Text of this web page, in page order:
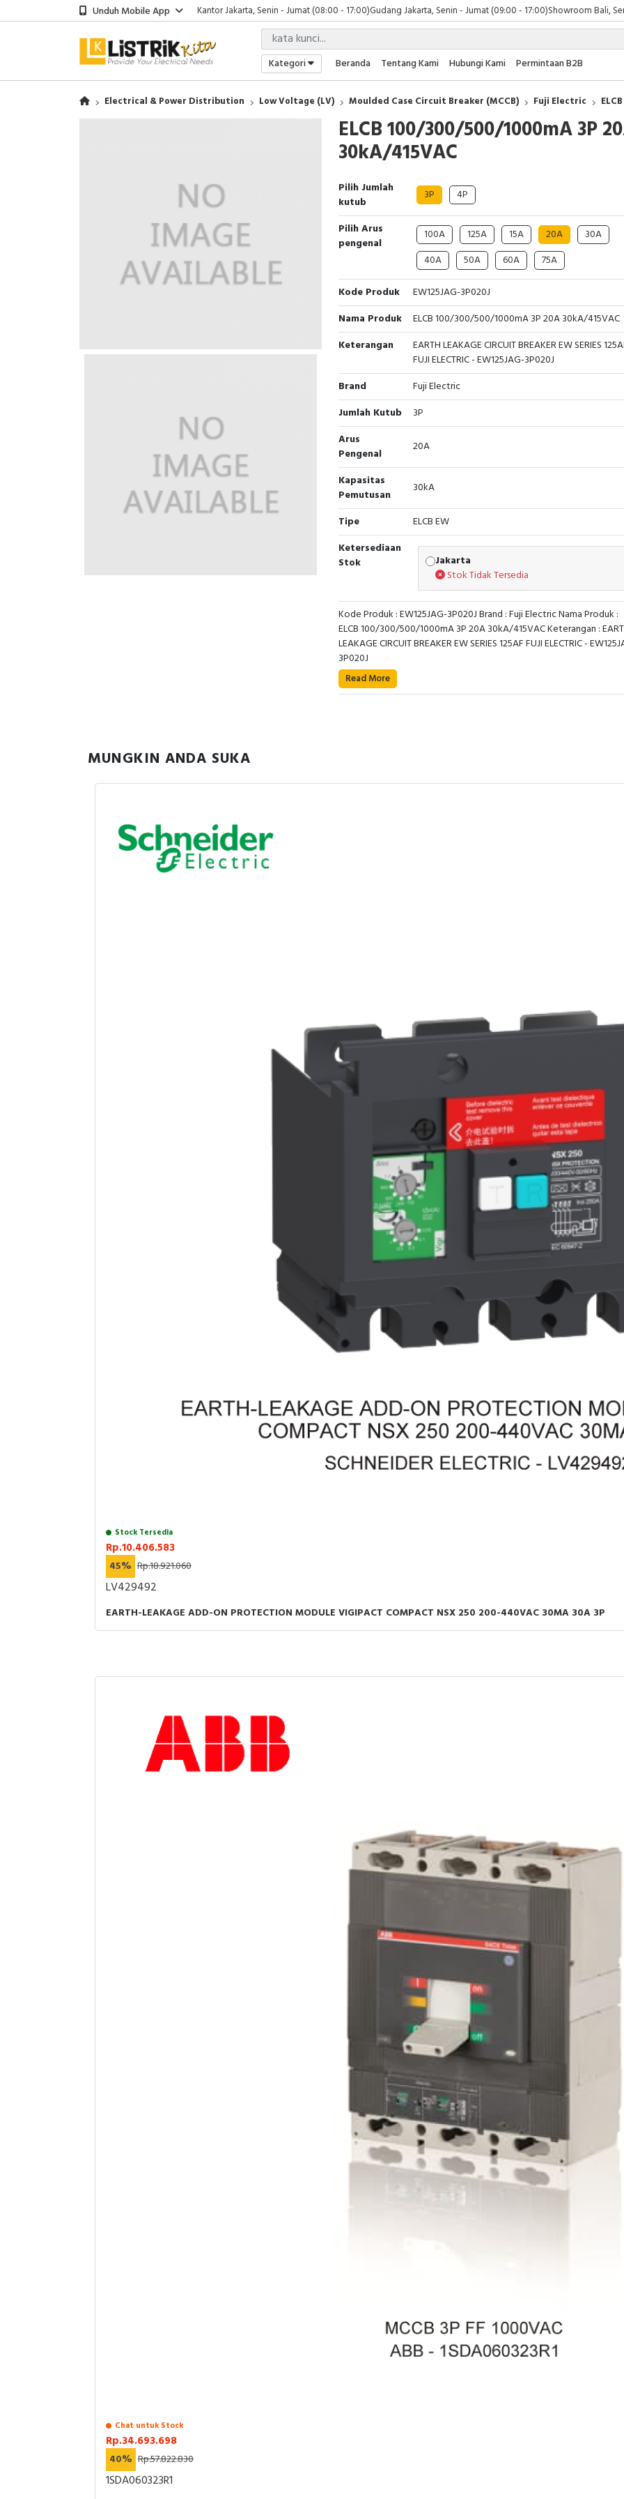
Unduh Mobile App Kantor Jakarta, Senin - Jumat (08:00 - 17:00)Gudang Jakarta, Senin - Jumat (09:00 - 17:00)Showroom Bali,
Kategori Beranda Tentang Kami Hubungi Kami Permintaan B2B
Electrical & Power Distribution Low Voltage (LV) Moulded Case Circuit Breaker (MCCB) Fuji Electric
ELCB 100/300/500/1000mA 3P
30kA/415VAC
Pilih Jumlah
kutub
3P 4P
Pilih Arus
pengenal
100A 125A 15A 20A
30A
40A
50A 60A
75A
Kode Produk
EW125JAG-3P020J
Nama Produk
ELCB 100/300/500/1000mA 3P 20A 30kA/415VAC
Keterangan
EARTH LEAKAGE CIRCUIT BREAKER EW SERIES
FUJI ELECTRIC - EW125JAG-3P020J
Brand
Fuji Electric
Jumlah Kutub
3P
Arus
Pengenal
20A
Kapasitas
Pemutusan
30kA
Tipe
ELCB EW
Ketersediaan
Stok
Jakarta
Stok Tidak Tersedia
Kode Produk : EW125JAG-3P020J Brand : Fuji Electric Nama Produk :
ELCB 100/300/500/1000mA 3P 20A 30kA/415VAC Keterangan :
LEAKAGE CIRCUIT BREAKER EW SERIES 125AF FUJI ELECTRIC -
3P020J
Read More
MUNGKIN ANDA SUKA
Stock Tersedia
Rp.10.406.583
45% Rp.18.921.060
LV429492
EARTH-LEAKAGE ADD-ON PROTECTION MODULE VIGIPACT COMPACT NSX 250 200-440VAC 30MA 30A 3P
Chat untuk Stock
Rp.34.693.698
40% Rp.57.822.830
1SDA060323R1